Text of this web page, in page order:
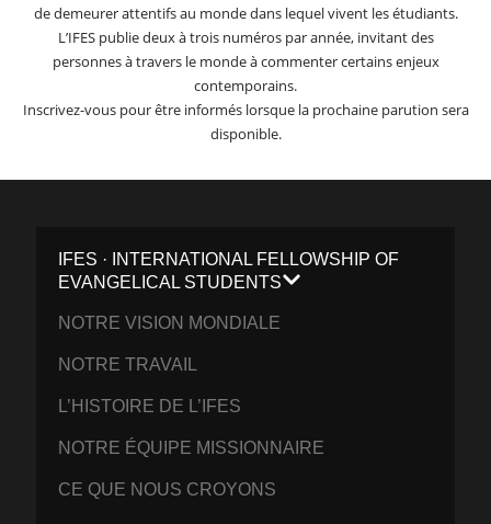
de demeurer attentifs au monde dans lequel vivent les étudiants.
L’IFES publie deux à trois numéros par année, invitant des
personnes à travers le monde à commenter certains enjeux
contemporains.
Inscrivez-vous pour être informés lorsque la prochaine parution sera
disponible.
IFES · INTERNATIONAL FELLOWSHIP OF
EVANGELICAL STUDENTS
NOTRE VISION MONDIALE
NOTRE TRAVAIL
L’HISTOIRE DE L’IFES
NOTRE ÉQUIPE MISSIONNAIRE
CE QUE NOUS CROYONS